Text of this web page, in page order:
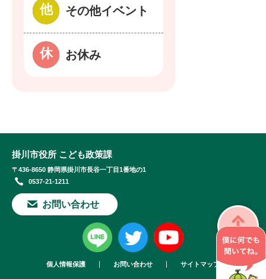
その他イベント
お休み
掛川市役所 こども政策課
〒436-8650 静岡県掛川市長谷一丁目1番地の1
0537-21-1211
お問い合わせ
個人情報保護 お問い合わせ サイトマップ